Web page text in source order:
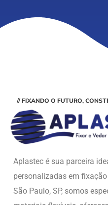
// FIXANDO O FUTURO,
Aplastec é sua parceira
personalizadas em
São Paulo, SP, somos